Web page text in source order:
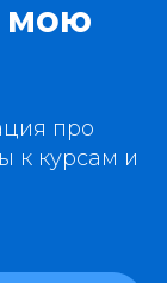
мою
про
к курсам и